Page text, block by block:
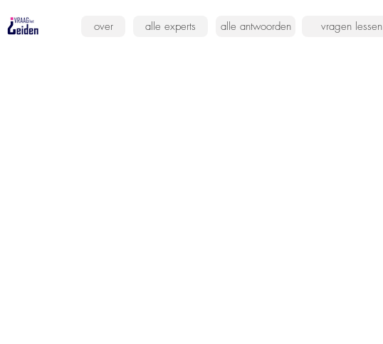
over alle experts alle antwoorden vragen lessen